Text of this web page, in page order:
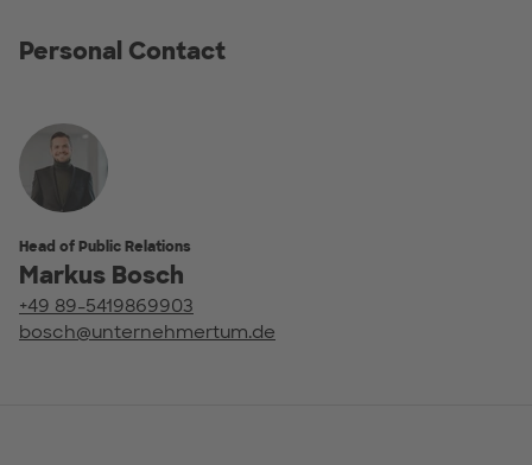
Personal Contact
Head of Public Relations
Markus Bosch
+49 89-5419869903
bosch@unternehmertum.de